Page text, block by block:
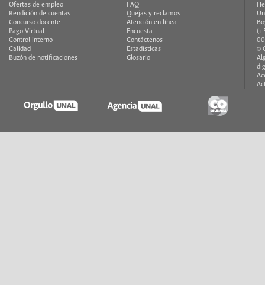
Ofertas de empleo
Rendición de cuentas
Concurso docente
Pago Virtual
Control interno
Calidad
Buzón de notificaciones
FAQ
Quejas y reclamos
Atención en línea
Encuesta
Contáctenos
Estadísticas
Glosario
©